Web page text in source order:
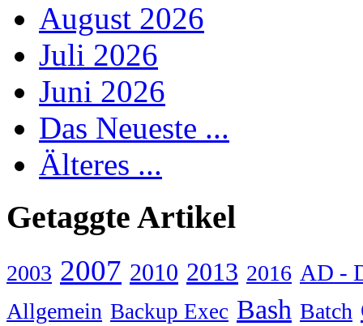
August 2026
Juli 2026
Juni 2026
Das Neueste ...
Älteres ...
Getaggte Artikel
2003 2007 2010 2013 2016 AD -
Allgemein Backup Exec Bash Batch